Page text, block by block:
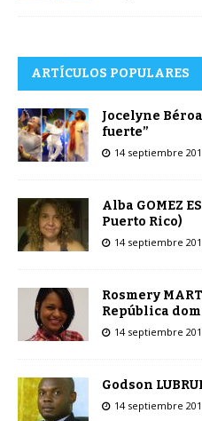
ARTÍCULOS POPULARES
Jocelyne
fuerte”
14 septiembre
Alba GOMEZ
Puerto Rico)
14 septiembre
Rosmery
República
14 septiembre
Godson
14 septiembre